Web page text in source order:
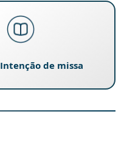
Intenção de missa